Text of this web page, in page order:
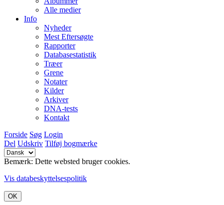
Alle medier
Info
Nyheder
Mest Eftersøgte
Rapporter
Databasestatistik
Træer
Grene
Notater
Kilder
Arkiver
DNA-tests
Kontakt
Forside Søg Login
Del Udskriv Tilføj bogmærke
Bemærk: Dette websted bruger cookies.
Vis databeskyttelsespolitik
OK